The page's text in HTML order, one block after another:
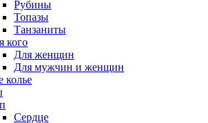
Рубины
Топазы
Танзаниты
кого
Для женщин
Для мужчин и женщин
колье
Сердце